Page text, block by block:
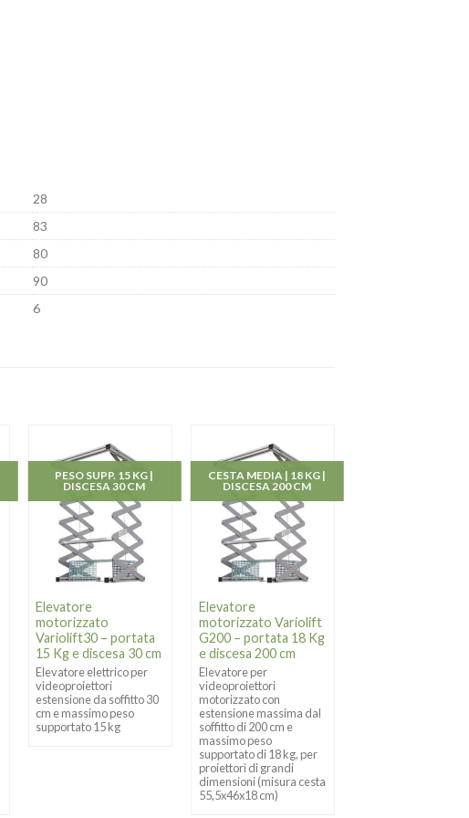
28
83
80
90
6
Elevatore
motorizzato
Variolift30 – portata
15 Kg e discesa 30 cm
Elevatore elettrico per
videoproiettori
estensione da soffitto 30
cm e massimo peso
supportato 15 kg
PESO SUPP. 15 KG |
DISCESA 30 CM
Elevatore
motorizzato Variolift
G200 – portata 18 Kg
e discesa 200 cm
Elevatore per
videoproiettori
motorizzato con
estensione massima dal
soffitto di 200 cm e
massimo peso
supportato di 18 kg, per
proiettori di grandi
dimensioni (misura cesta
55,5x46x18 cm)
CESTA MEDIA | 18 KG |
DISCESA 200 CM